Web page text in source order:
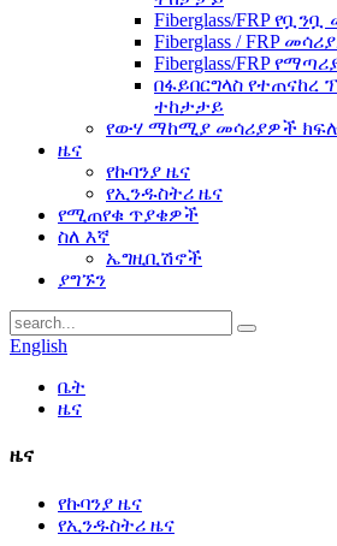
Fiberglass/FRP
Fiberglass / FRP
Fiberglass/FRP
በፋይበርግላስ የተጠናከረ
ተከታታይ
የውሃ ማከሚያ መሳሪያዎች
ዜና
የኩባንያ ዜና
የኢንዱስትሪ ዜና
የሚጠየቁ ጥያቄዎች
ስለ እኛ
ኤግዚቢሽኖች
ያግኙን
English
ቤት
ዜና
ዜና
የኩባንያ ዜና
የኢንዱስትሪ ዜና